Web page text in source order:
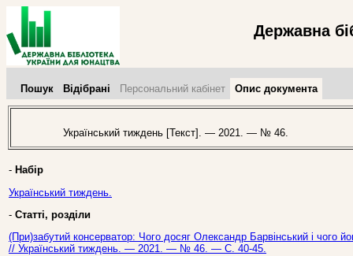
Державна
Пошук Відібрані Персональний кабінет Опис документа
Український тиждень [Текст]. — 2021. — № 46.
- Набір
Український тиждень.
- Статті, розділи
(При)забутий консерватор: Чого досяг Олександр Барвінський і чого
// Український тиждень. — 2021. — № 46. — С. 40-45.